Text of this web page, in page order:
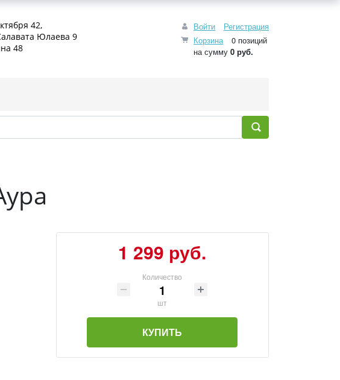
Войти
Регистрация
Корзина
0 позиций
на сумму 0 руб.
42,
Юлаева 9
48
1 299 руб.
Количество
шт
КУПИТЬ